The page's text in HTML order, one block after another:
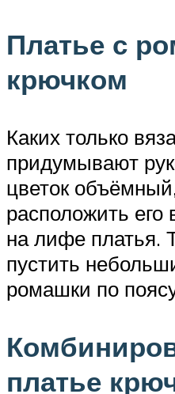
Платье с
крючком
Каких только
придумывают
цветок
расположить
на лифе платья.
пустить
ромашки по
платье